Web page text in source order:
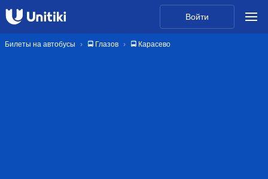
Войти
Билеты на автобусы 🚍 Глазов 🚍 Карасево